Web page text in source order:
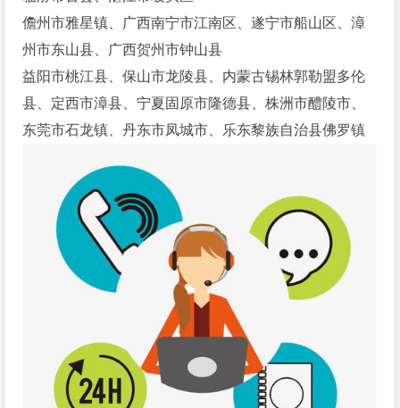
儋州市雅星镇、广西南宁市江南区、遂宁市船山区、漳
州市东山县、广西贺州市钟山县
益阳市桃江县、保山市龙陵县、内蒙古锡林郭勒盟多伦
县、定西市漳县、宁夏固原市隆德县、株洲市醴陵市、
东莞市石龙镇、丹东市凤城市、乐东黎族自治县佛罗镇